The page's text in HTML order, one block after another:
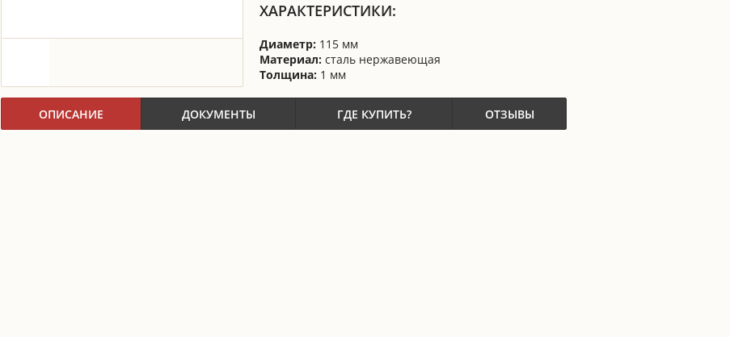
ХАРАКТЕРИСТИКИ:
Диаметр: 115 мм
Материал: сталь нержавеющая
Толщина: 1 мм
ОПИСАНИЕ ДОКУМЕНТЫ ГДЕ КУПИТЬ? ОТЗЫВЫ